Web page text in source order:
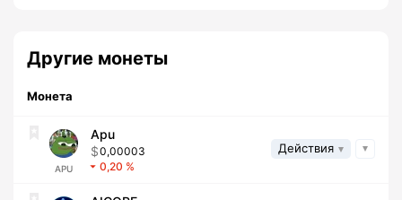
Другие монеты
Монета
APU
Apu
0,00003
0,20
Действия